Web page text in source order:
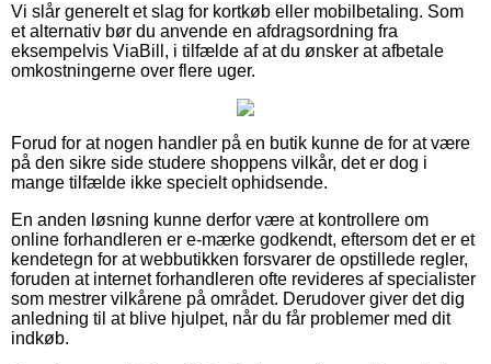
Vi slår generelt et slag for kortkøb eller mobilbetaling. Som
et alternativ bør du anvende en afdragsordning fra
eksempelvis ViaBill, i tilfælde af at du ønsker at afbetale
omkostningerne over flere uger.
Forud for at nogen handler på en butik kunne de for at være
på den sikre side studere shoppens vilkår, det er dog i
mange tilfælde ikke specielt ophidsende.
En anden løsning kunne derfor være at kontrollere om
online forhandleren er e-mærke godkendt, eftersom det er et
kendetegn for at webbutikken forsvarer de opstillede regler,
foruden at internet forhandleren ofte revideres af specialister
som mestrer vilkårene på området. Derudover giver det dig
anledning til at blive hjulpet, når du får problemer med dit
indkøb.